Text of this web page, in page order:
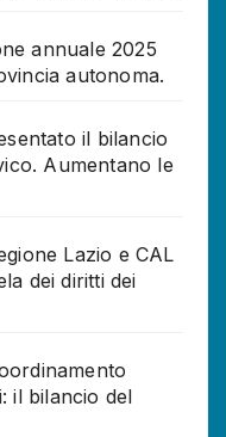
annuale 2025
autonoma.
il bilancio
Aumentano le
Lazio e CAL
dei diritti dei
il bilancio del